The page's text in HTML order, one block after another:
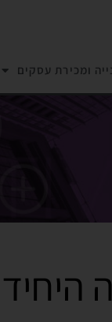
ומכירת עסקים